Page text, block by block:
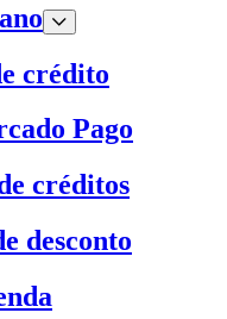
crédito
Pago
créditos
desconto